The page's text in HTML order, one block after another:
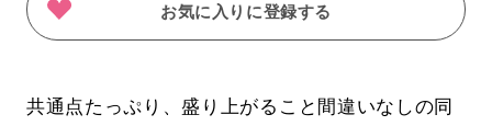
お気に入りに登録する
共通点たっぷり、盛り上がること間違いなしの同